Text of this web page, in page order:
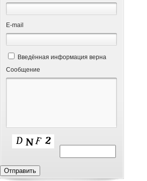
Е-mail
Введённая информация верна
Сообщение